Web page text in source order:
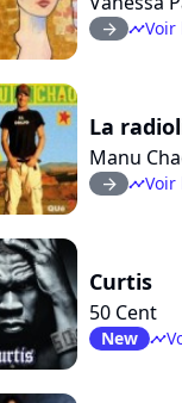
arrow_right timelineVoir
La
Manu
arrow_right timelineVoir
Curtis
50 Cent
New timeline